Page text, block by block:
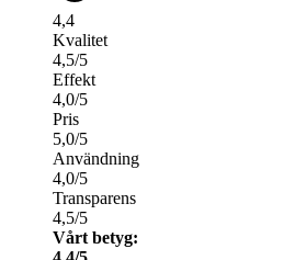
4,4
Kvalitet
4,5/5
Effekt
4,0/5
Pris
5,0/5
Användning
4,0/5
Transparens
4,5/5
Vårt betyg: